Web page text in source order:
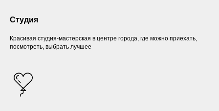
Студия
Красивая студия-мастерская в центре города, где можно приехать,
посмотреть, выбрать лучшее